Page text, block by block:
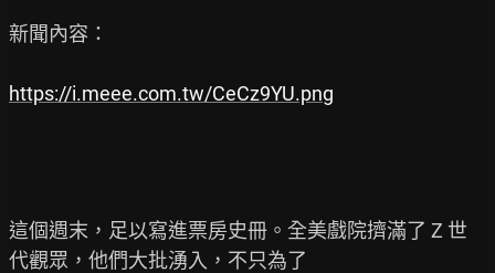
新聞內容：
https://i.meee.com.tw/CeCz9YU.png
這個週末，足以寫進票房史冊。全美戲院擠滿了 Z 世
代觀眾，他們大批湧入，不只為了